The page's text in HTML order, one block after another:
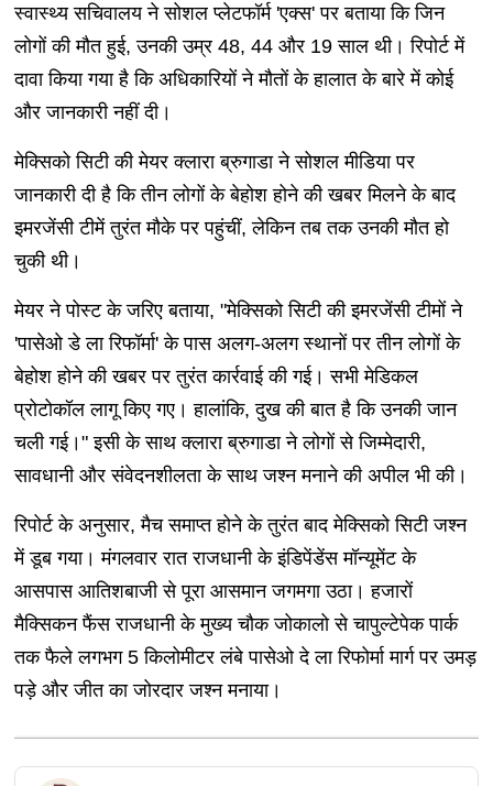
स्वास्थ्य सचिवालय ने सोशल प्लेटफॉर्म 'एक्स' पर बताया कि जिन
लोगों की मौत हुई, उनकी उम्र 48, 44 और 19 साल थी। रिपोर्ट में
दावा किया गया है कि अधिकारियों ने मौतों के हालात के बारे में कोई
और जानकारी नहीं दी।
मेक्सिको सिटी की मेयर क्लारा ब्रुगाडा ने सोशल मीडिया पर
जानकारी दी है कि तीन लोगों के बेहोश होने की खबर मिलने के बाद
इमरजेंसी टीमें तुरंत मौके पर पहुंचीं, लेकिन तब तक उनकी मौत हो
चुकी थी।
मेयर ने पोस्ट के जरिए बताया, "मेक्सिको सिटी की इमरजेंसी टीमों ने
'पासेओ डे ला रिफॉर्मा' के पास अलग-अलग स्थानों पर तीन लोगों के
बेहोश होने की खबर पर तुरंत कार्रवाई की गई। सभी मेडिकल
प्रोटोकॉल लागू किए गए। हालांकि, दुख की बात है कि उनकी जान
चली गई।" इसी के साथ क्लारा ब्रुगाडा ने लोगों से जिम्मेदारी,
सावधानी और संवेदनशीलता के साथ जश्न मनाने की अपील भी की।
रिपोर्ट के अनुसार, मैच समाप्त होने के तुरंत बाद मेक्सिको सिटी जश्न
में डूब गया। मंगलवार रात राजधानी के इंडिपेंडेंस मॉन्यूमेंट के
आसपास आतिशबाजी से पूरा आसमान जगमगा उठा। हजारों
मैक्सिकन फैंस राजधानी के मुख्य चौक जोकालो से चापुल्टेपेक पार्क
तक फैले लगभग 5 किलोमीटर लंबे पासेओ दे ला रिफोर्मा मार्ग पर उमड़
पड़े और जीत का जोरदार जश्न मनाया।